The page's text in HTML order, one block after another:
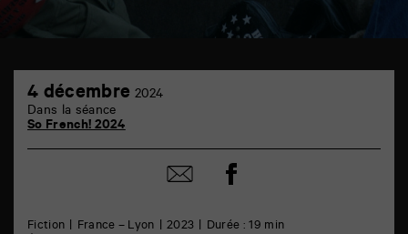
Marne
Fiction France – Lyon 2023
Durée : 19 min
4 décembre 2024
Dans la séance
So French! 2024
Partager
par
Partager
sur